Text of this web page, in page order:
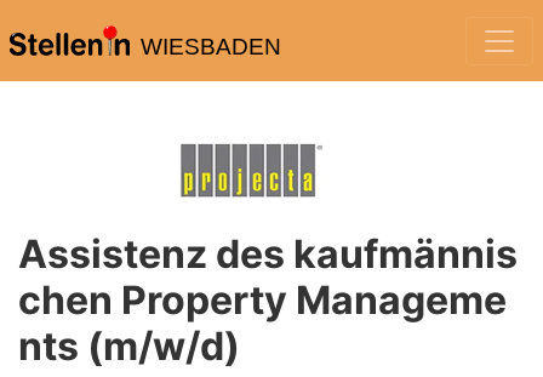
WIESBADEN
Assistenz des kaufmännis
chen Property Manageme
nts (m/w/d)